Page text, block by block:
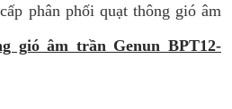
phân phối quạt thông gió âm
gió âm trần Genun BPT12-